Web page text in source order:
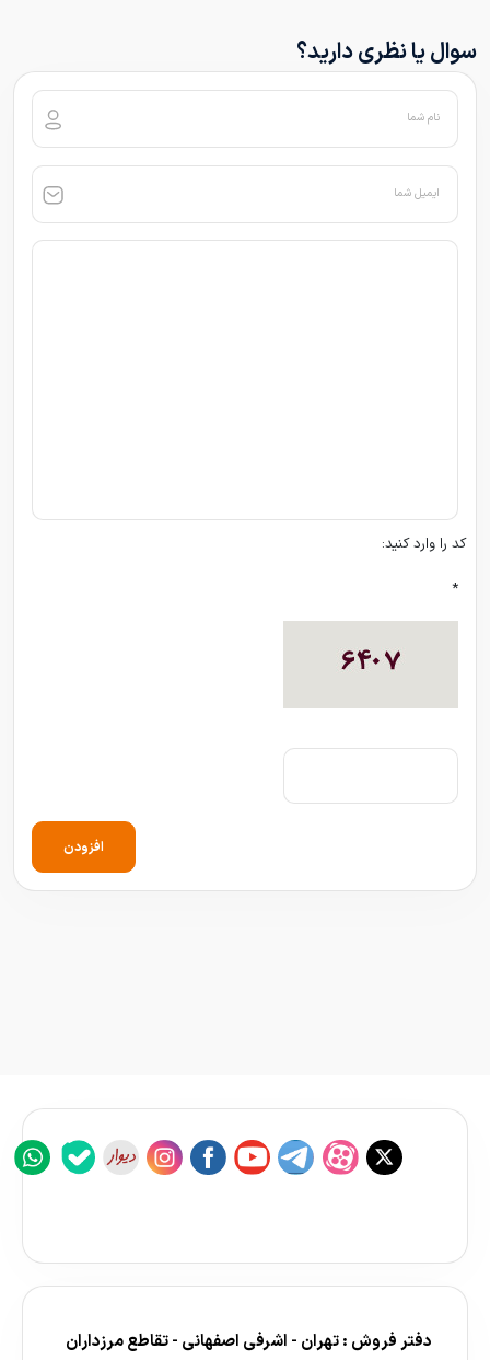
سوال یا نظری دارید؟
نام شما
ایمیل شما
کد را وارد کنید:
*
افزودن
دفتر فروش : تهران - اشرفی اصفهانی - تقاطع مرزداران